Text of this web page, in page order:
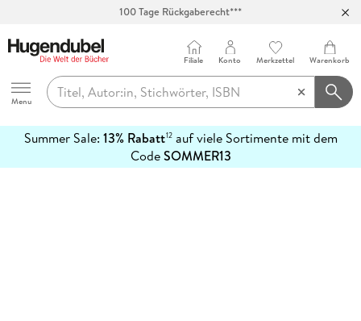
100 Tage Rückgaberecht***
Hugendubel
Menu
Filiale Konto Merkzettel Warenkorb
Summer Sale: 13% Rabatt12auf viele Sortimente mit dem
CodeSOMMER13
erfahren